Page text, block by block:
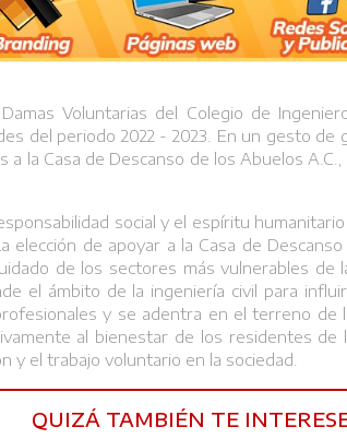
Voluntarias del Colegio de
del periodo 2022 - 2023. En un gesto
a la Casa de Descanso de los Abuelos
social y el espíritu
de apoyar a la Casa de
de los sectores más vulnerables de
el ámbito de la ingeniería civil para
y se adentra en el terreno
al bienestar de los residentes de
y el trabajo voluntario en la sociedad.
QUIZÁ TAMBIÉN TE